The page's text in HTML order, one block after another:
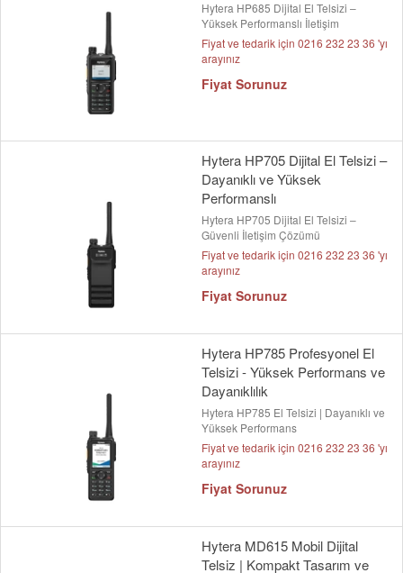
Hytera HP685 Dijital El Telsizi –
Yüksek Performanslı İletişim
Fiyat ve tedarik için 0216 232 23 36 'yı
arayınız
Fiyat Sorunuz
Hytera HP705 Dijital El Telsizi –
Dayanıklı ve Yüksek
Performanslı
Hytera HP705 Dijital El Telsizi –
Güvenli İletişim Çözümü
Fiyat ve tedarik için 0216 232 23 36 'yı
arayınız
Fiyat Sorunuz
Hytera HP785 Profesyonel El
Telsizi - Yüksek Performans ve
Dayanıklılık
Hytera HP785 El Telsizi | Dayanıklı ve
Yüksek Performans
Fiyat ve tedarik için 0216 232 23 36 'yı
arayınız
Fiyat Sorunuz
Hytera MD615 Mobil Dijital
Telsiz | Kompakt Tasarım ve